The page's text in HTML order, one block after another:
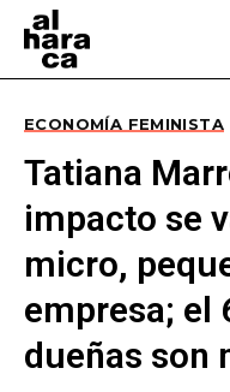
ECONOMÍA FEMINISTA
Tatiana
impacto se
micro,
empresa; el
dueñas son